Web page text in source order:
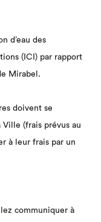
d’eau des
(ICI) par rapport
Mirabel.
doivent se
Ville (frais prévus au
à leur frais par un
communiquer à